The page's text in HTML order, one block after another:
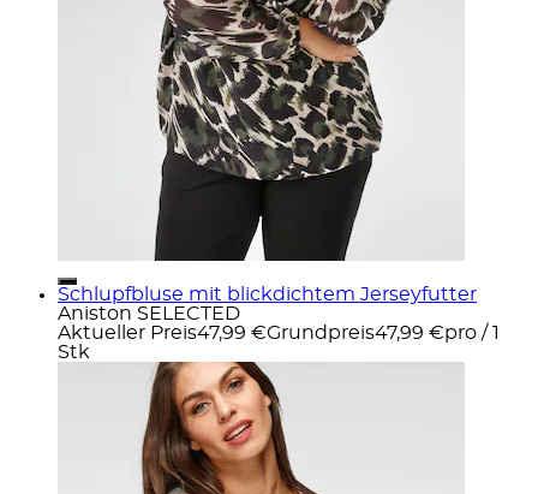
Schlupfbluse mit blickdichtem Jerseyfutter
Aniston SELECTED
Aktueller Preis47,99 €Grundpreis47,99 €pro / 1
Stk